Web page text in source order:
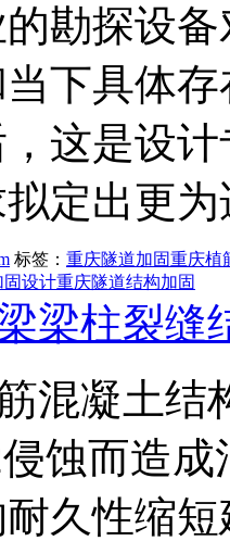
勘探设
下具体
这是设
拟定出更
标签： 重庆隧道加固重庆植
固设计重庆隧道结构加固
梁柱裂缝
混凝土结
蚀而造
久性缩